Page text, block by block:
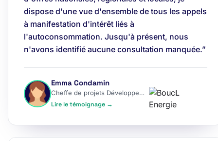
dispose d'une vue d'ensemble de tous les appels
à manifestation d'intérêt liés à
l'autoconsommation. Jusqu'à présent, nous
n'avons identifié aucune consultation manquée.”
Emma Condamin
Cheffe de projets Développement
Lire le témoignage →